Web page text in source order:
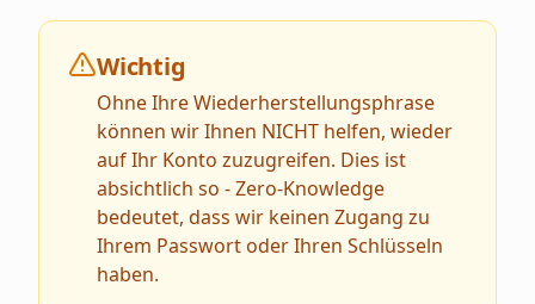
Wichtig
Ohne Ihre Wiederherstellungsphrase
können wir Ihnen NICHT helfen, wieder
auf Ihr Konto zuzugreifen. Dies ist
absichtlich so - Zero-Knowledge
bedeutet, dass wir keinen Zugang zu
Ihrem Passwort oder Ihren Schlüsseln
haben.